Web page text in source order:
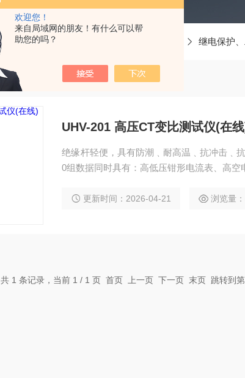
欢迎您！
来自局域网的朋友！有什么可以帮
助您的吗？
继电保护
UHV-201 高压CT变比测试仪(在
绝缘杆轻便，具有防潮﹑耐高温﹑抗冲击﹑
0组数据同时具有：高低压钳形电流表、高空
更新时间：2026-04-21 浏览量
共 1 条记录，当前 1 / 1 页 首页 上一页 下一页 末页 跳转到第